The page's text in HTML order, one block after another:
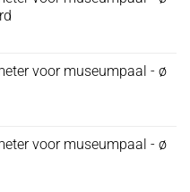
voor museumpaal - ø
voor museumpaal - ø